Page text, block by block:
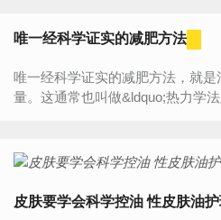
唯一经科学证实的减肥方法
唯一经科学证实的减肥方法，就
量。这通常也叫做&ldquo;热力学
皮肤要学会科学控油 性皮肤油